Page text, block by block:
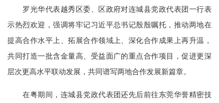
罗光华代表越秀区委、区政府对连城县党政代表团一行表
示热烈欢迎，强调将牢记习近平总书记殷殷嘱托，推动两地在
提高合作水平上、拓展合作领域上、深化合作成果上再升温，
共同打造一批含金量高、受益面广的重点合作项目，促进更深
层次更高水平联动发展，共同谱写两地合作发展新篇章。
在粤期间，连城县党政代表团还先后前往东莞华誉精密技